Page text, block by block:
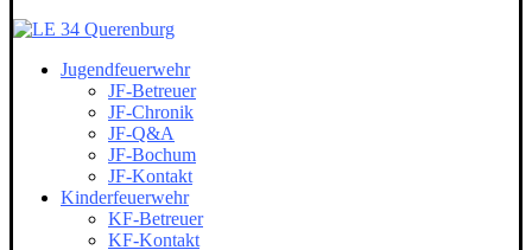
Jugendfeuerwehr
JF-Betreuer
JF-Chronik
JF-Q&A
JF-Bochum
JF-Kontakt
Kinderfeuerwehr
KF-Betreuer
KF-Kontakt